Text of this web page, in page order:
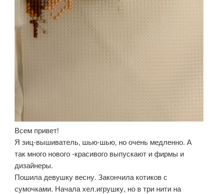
Всем привет!
Я зиц-вышиватель, шью-шью, но очень медленно. А
так много нового -красивого выпускают и фирмы и
дизайнеры.
Пошила девушку весну. Закончила котиков с
сумочками. Начала хел.игрушку, но в три нити на